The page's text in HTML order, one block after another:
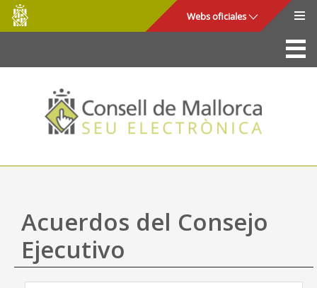
Saltar al contenido principal
Consell
de
Mallorca
Webs oficiales
La Sede
Consejo de Mallorca
Acceso y seguridad
Utilidades
Mapa web
Ayuda
Acuerdos del Consejo
Ejecutivo